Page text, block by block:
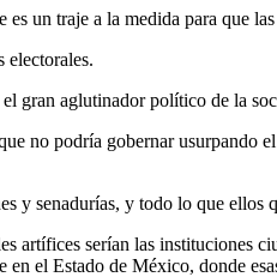
un traje a la medida para que
electorales.
gran aglutinador político de la
no podría gobernar usurpando
y senadurías, y todo lo que
artífices serían las instituciones
el Estado de México, donde